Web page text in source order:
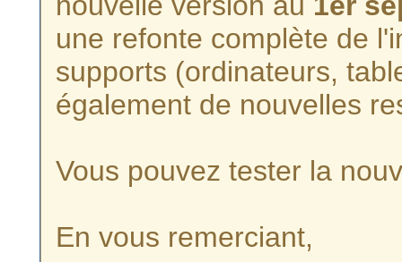
une refonte complète de
supports (ordinateurs,
également de nouvelles
Vous pouvez tester la
En vous remerciant,